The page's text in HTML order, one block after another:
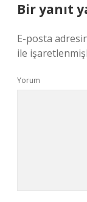
Bir yanıt
E-posta
ile
Yorum